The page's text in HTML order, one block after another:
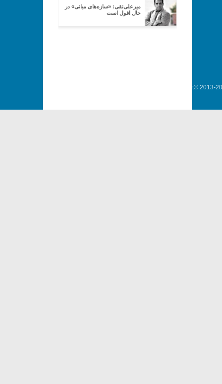
میرعلی‌نقی: «سازه‌های میانی» در
حال افول است
Copyright© 2013-